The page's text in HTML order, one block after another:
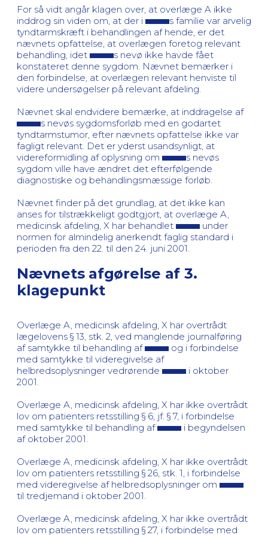
For så vidt angår klagen over, at overlæge A ikke
inddrog sin viden om, at der i
s familie var arvelig
tyndtarmskræft i behandlingen af hende, er det
nævnets opfattelse, at overlægen foretog relevant
behandling, idet
s nevø ikke havde fået
konstateret denne sygdom. Nævnet bemærker i
den forbindelse, at overlægen relevant henviste til
videre undersøgelser på relevant afdeling.
Nævnet skal endvidere bemærke, at inddragelse af
s nevøs sygdomsforløb med en godartet
tyndtarmstumor, efter nævnets opfattelse ikke var
fagligt relevant. Det er yderst usandsynligt, at
videreformidling af oplysning om
s nevøs
sygdom ville have ændret det efterfølgende
diagnostiske og behandlingsmæssige forløb.
Nævnet finder på det grundlag, at det ikke kan
anses for tilstrækkeligt godtgjort, at overlæge A,
medicinsk afdeling, X har behandlet
under
normen for almindelig anerkendt faglig standard i
perioden fra den 22. til den 24. juni 2001.
Nævnets afgørelse af 3.
klagepunkt
Overlæge A, medicinsk afdeling, X har overtrådt
lægelovens § 13, stk. 2, ved manglende journalføring
af samtykke til behandling af
og i forbindelse
med samtykke til videregivelse af
helbredsoplysninger vedrørende
i oktober
2001.
Overlæge A, medicinsk afdeling, X har ikke overtrådt
lov om patienters retsstilling § 6, jf. § 7, i forbindelse
med samtykke til behandling af
i begyndelsen
af oktober 2001.
Overlæge A, medicinsk afdeling, X har ikke overtrådt
lov om patienters retsstilling § 26, stk. 1, i forbindelse
med videregivelse af helbredsoplysninger om
til tredjemand i oktober 2001.
Overlæge A, medicinsk afdeling, X har ikke overtrådt
lov om patienters retsstilling § 27, i forbindelse med